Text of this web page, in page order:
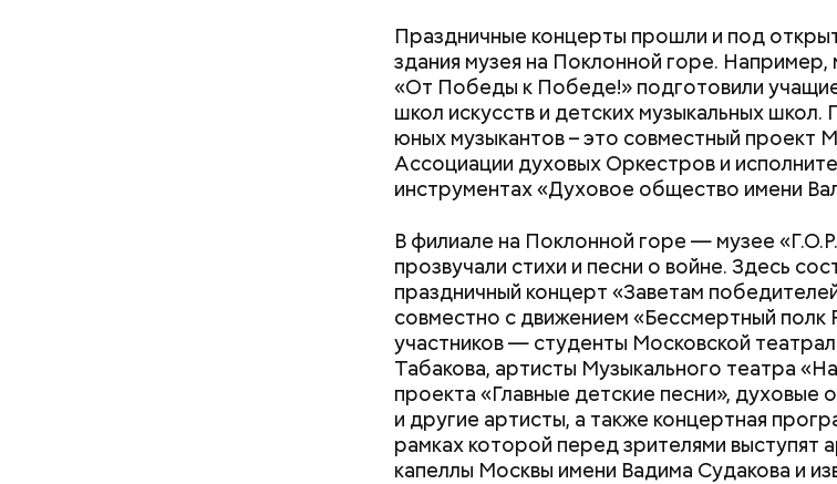
Праздничные концерты прошли и под
здания музея на Поклонной горе.
«От Победы к Победе!» подготовили
школ искусств и детских музыкальных школ.
юных музыкантов – это совместный проект
Ассоциации духовых Оркестров и
инструментах «Духовое общество имени
В филиале на Поклонной горе — музее
прозвучали стихи и песни о войне. Здесь
праздничный концерт «Заветам
совместно с движением «Бессмертный полк
участников — студенты Московской
Табакова, артисты Музыкального театра
проекта «Главные детские песни»,
и другие артисты, а также концертная
рамках которой перед зрителями выступят
капеллы Москвы имени Вадима Судакова и
Как на производстве
Как поменять батареи дома и
не получить штраф